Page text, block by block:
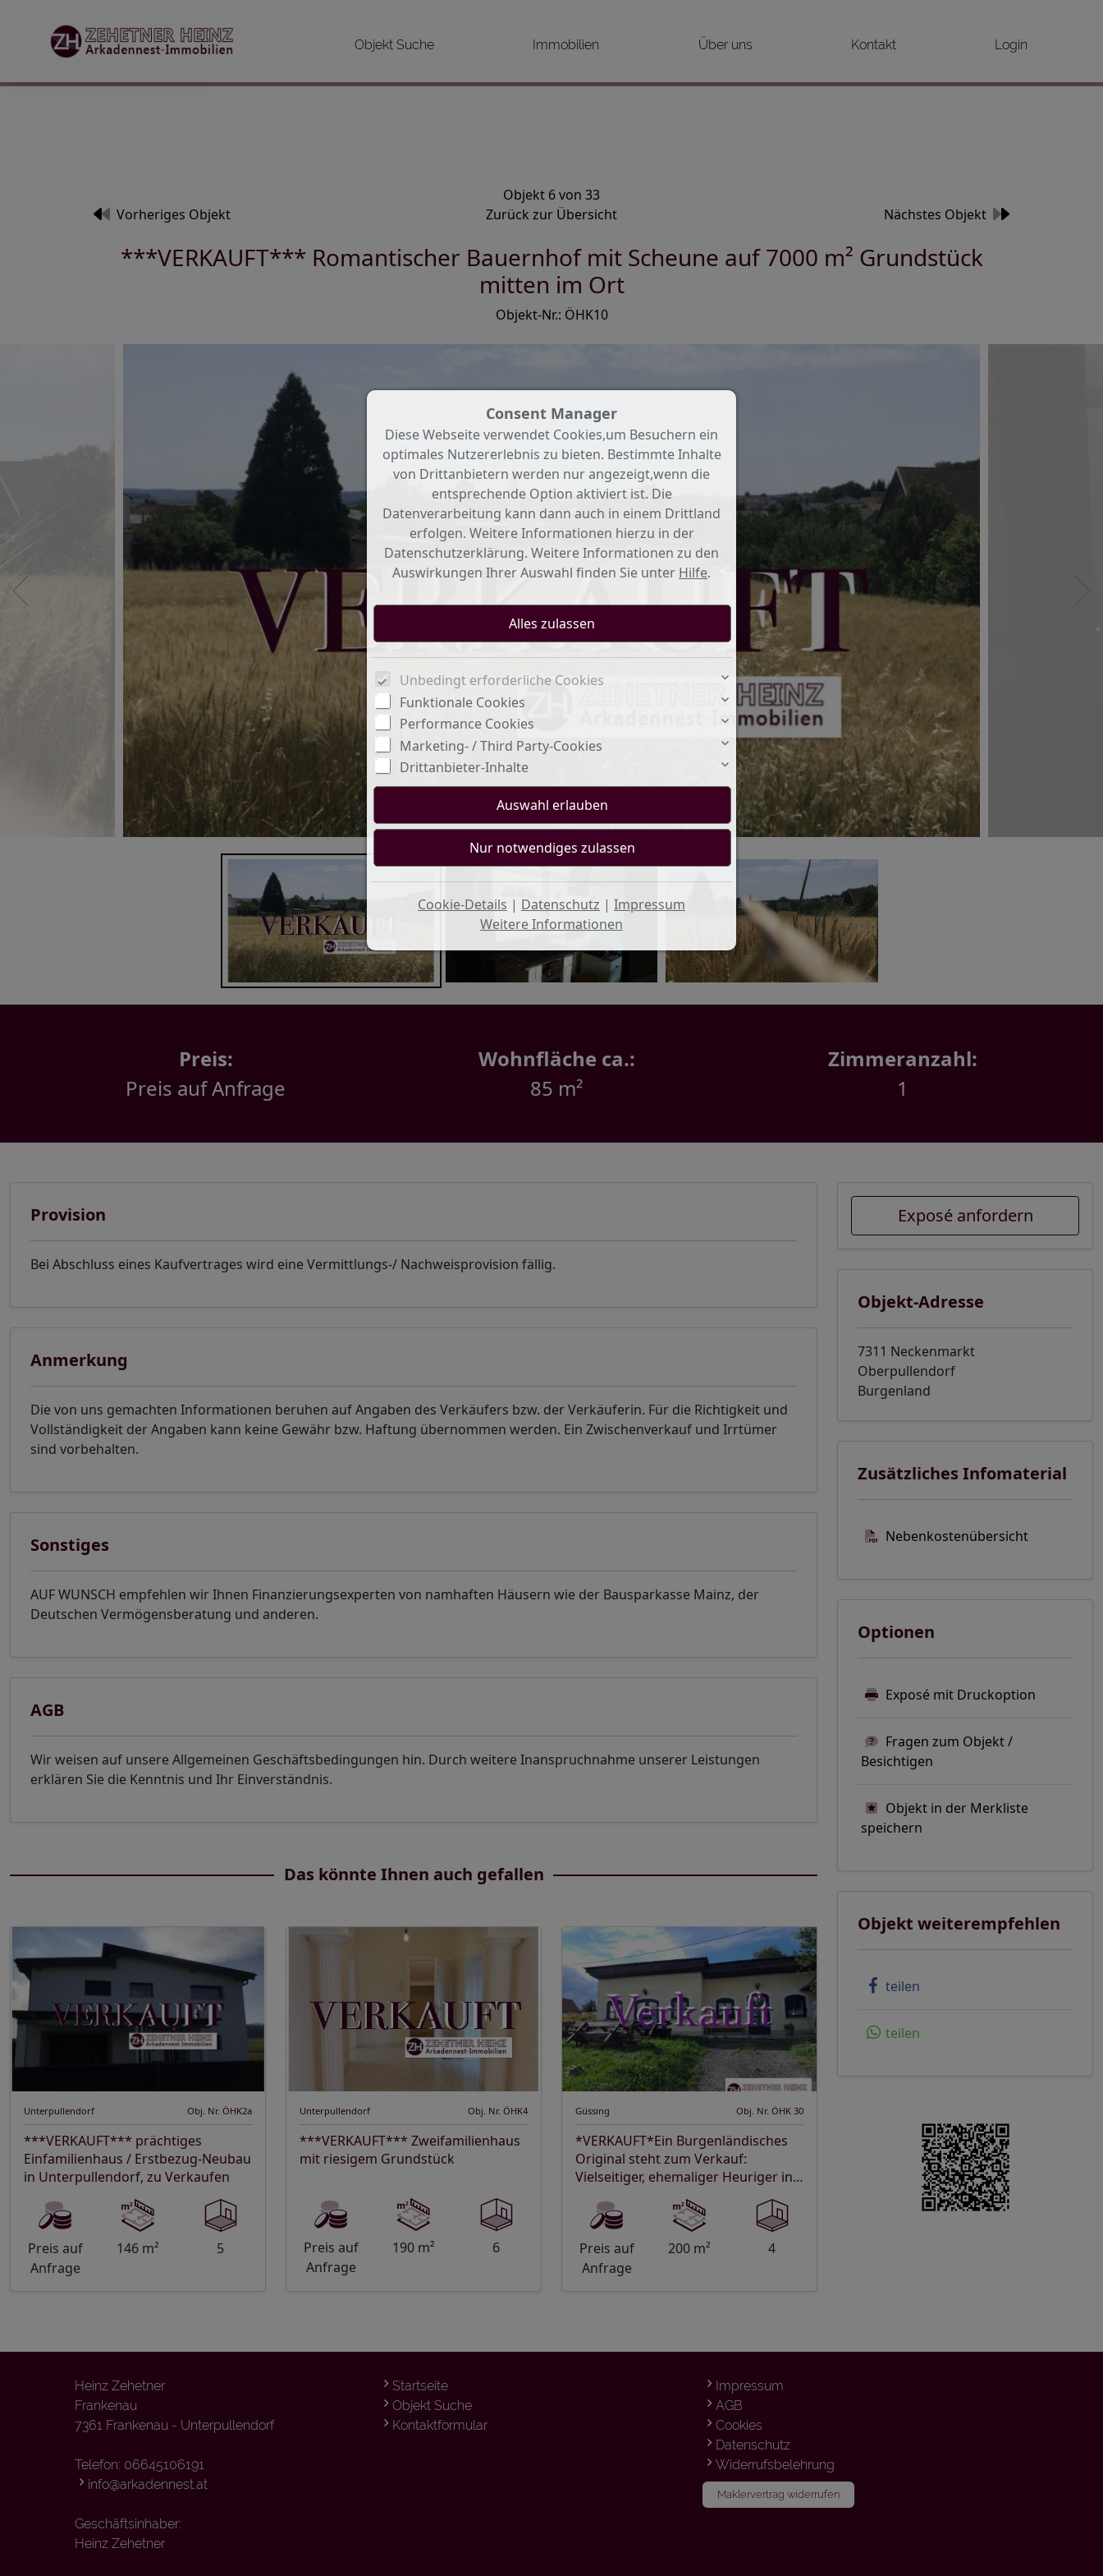
Objekt Suche Immobilien Über uns Kontakt Login
Objekt 6 von 33
Nächstes Objekt
Vorheriges Objekt Zurück zur Übersicht
***VERKAUFT*** Romantischer Bauernhof mit Scheune auf 7000 m² Grundstück
mitten im Ort
Objekt-Nr.: ÖHK10
Preis:
Preis auf Anfrage
Wohnfläche ca.:
85 m²
Zimmeranzahl:
1
Provision
Bei Abschluss eines Kaufvertrages wird eine Vermittlungs-/ Nachweisprovision fällig.
Anmerkung
Die von uns gemachten Informationen beruhen auf Angaben des Verkäufers bzw. der Verkäuferin. Für die Richtigkeit und
Vollständigkeit der Angaben kann keine Gewähr bzw. Haftung übernommen werden. Ein Zwischenverkauf und Irrtümer
sind vorbehalten.
Sonstiges
AUF WUNSCH empfehlen wir Ihnen Finanzierungsexperten von namhaften Häusern wie der Bausparkasse Mainz, der
Deutschen Vermögensberatung und anderen.
AGB
Wir weisen auf unsere Allgemeinen Geschäftsbedingungen hin. Durch weitere Inanspruchnahme unserer Leistungen
erklären Sie die Kenntnis und Ihr Einverständnis.
Das könnte Ihnen auch gefallen
Unterpullendorf Obj. Nr. ÖHK2a
***VERKAUFT*** prächtiges
Einfamilienhaus / Erstbezug-Neubau
in Unterpullendorf, zu Verkaufen
Preis auf
Anfrage
146 m² 5
Unterpullendorf Obj. Nr. ÖHK4
***VERKAUFT*** Zweifamilienhaus
mit riesigem Grundstück
Preis auf
Anfrage
190 m² 6
Güssing Obj. Nr. ÖHK 30
*VERKAUFT*Ein Burgenländisches
Original steht zum Verkauf:
Vielseitiger, ehemaliger Heuriger in
Traumlage Familien – Freizeit oder
Investment - Chance
Preis auf
Anfrage
200 m² 4
Exposé anfordern
Objekt-Adresse
7311 Neckenmarkt
Oberpullendorf
Burgenland
Zusätzliches Infomaterial
Nebenkostenübersicht
Optionen
Exposé mit Druckoption
Fragen zum Objekt /
Besichtigen
Objekt in der Merkliste
speichern
Objekt weiterempfehlen
teilen
teilen
Heinz Zehetner
Frankenau
7361 Frankenau - Unterpullendorf
Telefon: 06645106191
info@arkadennest.at
Geschäftsinhaber:
Heinz Zehetner
Startseite
Objekt Suche
Kontaktformular
Impressum
AGB
Cookies
Datenschutz
Widerrufsbelehrung
Maklervertrag widerrufen
Consent Manager
Diese Webseite verwendet Cookies,um Besuchern ein
optimales Nutzererlebnis zu bieten. Bestimmte Inhalte
von Drittanbietern werden nur angezeigt,wenn die
entsprechende Option aktiviert ist. Die
Datenverarbeitung kann dann auch in einem Drittland
erfolgen. Weitere Informationen hierzu in der
Datenschutzerklärung. Weitere Informationen zu den
Auswirkungen Ihrer Auswahl finden Sie unter Hilfe.
Unbedingt erforderliche Cookies
Funktionale Cookies
Performance Cookies
Marketing- / Third Party-Cookies
Drittanbieter-Inhalte
Cookie-Details | Datenschutz | Impressum
Weitere Informationen
Um fortfahren zu können,müssen Sie eine
Auswahl treffen. Nachfolgend erhalten Sie
Erläuterung der verschiedenen Optionen und
Bedeutung.
Alles zulassen:
Jedes Cookie wie z.B. Tracking- und Analytische-
Auswahl erlauben:
Es werden nur Drittanbieter-Inhalte oder die
Arten zugelassen die Sie in den Checkboxen
haben.
Nur notwendiges zulassen:
Es werden nur die technisch notwendigen
zugelassen und keine Drittanbieter-Inhalte.
Sie können Ihre Cookie-Einstellung jederzeit hier
Cookie-Details